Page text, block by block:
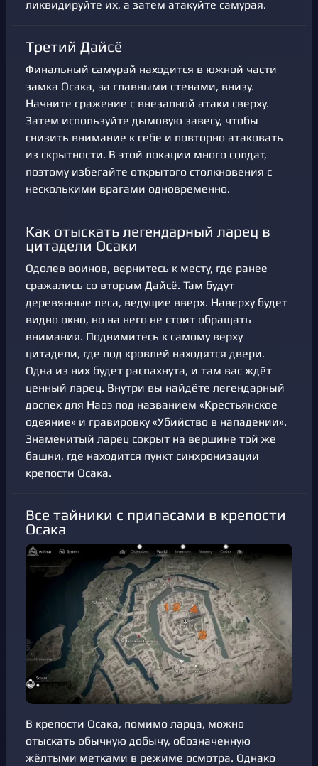
ликвидируйте их, а затем атакуйте самурая.
Третий Дайсё
Финальный самурай находится в южной части
замка Осака, за главными стенами, внизу.
Начните сражение с внезапной атаки сверху.
Затем используйте дымовую завесу, чтобы
снизить внимание к себе и повторно атаковать
из скрытности. В этой локации много солдат,
поэтому избегайте открытого столкновения с
несколькими врагами одновременно.
Как отыскать легендарный ларец в
цитадели Осаки
Одолев воинов, вернитесь к месту, где ранее
сражались со вторым Дайсё. Там будут
деревянные леса, ведущие вверх. Наверху будет
видно окно, но на него не стоит обращать
внимания. Поднимитесь к самому верху
цитадели, где под кровлей находятся двери.
Одна из них будет распахнута, и там вас ждёт
ценный ларец. Внутри вы найдёте легендарный
доспех для Наоэ под названием «Крестьянское
одеяние» и гравировку «Убийство в нападении».
Знаменитый ларец сокрыт на вершине той же
башни, где находится пункт синхронизации
крепости Осака.
Все тайники с припасами в крепости
Осака
В крепости Осака, помимо ларца, можно
отыскать обычную добычу, обозначенную
жёлтыми метками в режиме осмотра. Однако